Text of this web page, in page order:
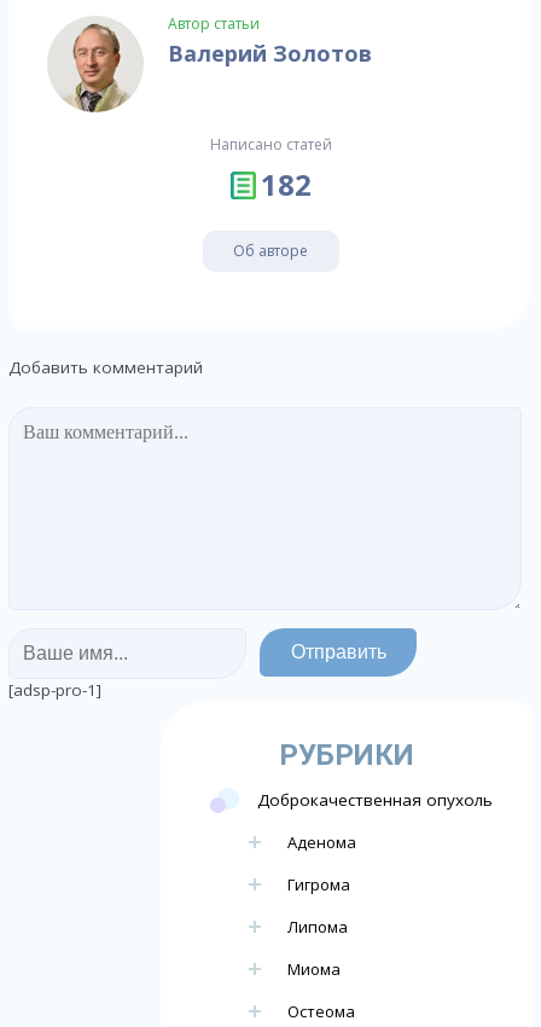
Автор статьи
Валерий Золотов
Написано статей
182
Об авторе
Добавить комментарий
[adsp-pro-1]
РУБРИКИ
Доброкачественная опухоль
Аденома
Гигрома
Липома
Миома
Остеома